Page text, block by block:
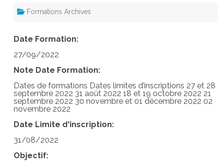
Formations Archives
Date Formation:
27/09/2022
Note Date Formation:
Dates de formations Dates limites d’inscriptions 27 et 28
septembre 2022 31 août 2022 18 et 19 octobre 2022 21
septembre 2022 30 novembre et 01 décembre 2022 02
novembre 2022
Date Limite d'inscription:
31/08/2022
Objectif: